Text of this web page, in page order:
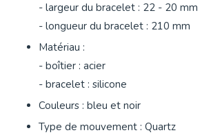
- largeur du bracelet : 22 - 20 mm
- longueur du bracelet : 210 mm
Matériau :
- boîtier : acier
- bracelet : silicone
Couleurs : bleu et noir
Type de mouvement : Quartz